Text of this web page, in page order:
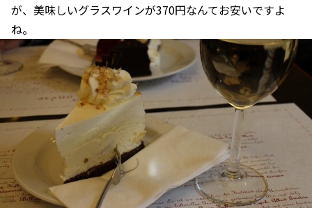
が、美味しいグラスワインが370円なんてお安いですよ
ね。